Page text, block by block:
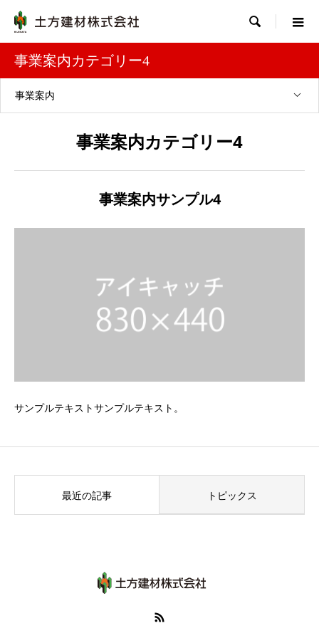

事業案内カテゴリー4
事業案内
事業案内カテゴリー4
事業案内サンプル4
サンプルテキストサンプルテキスト。
最近の記事 トピックス